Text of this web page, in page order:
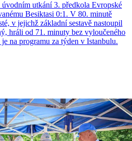
utkání 3. předkola Evropské
Besiktasi 0:1. V 80. minutě
v jejichž základní sestavě nastoupil
hráli od 71. minuty bez vyloučeného
na programu za týden v Istanbulu.